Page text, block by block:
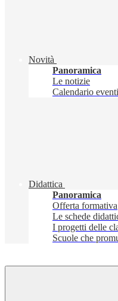
Novità
Panoramica
Le notizie
Calendario eventi
Didattica
Panoramica
Offerta formativa
Le schede
I progetti delle
Scuole che